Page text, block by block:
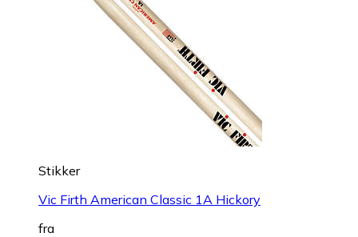
Stikker
Vic Firth American Classic 1A Hickory
fra